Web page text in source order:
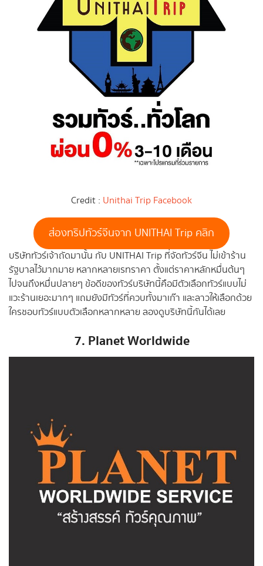
Credit : Unithai Trip Facebook
ส่องทริปทัวร์จีนจาก UNITHAI Trip คลิก
บริษัททัวร์เจ้าถัดมานั้น กับ UNITHAI Trip ที่จัดทัวร์จีน ไม่เข้าร้าน
รัฐบาลไว้มากมาย หลากหลายเรทราคา ตั้งแต่ราคาหลักหมื่นต้นๆ
ไปจนถึงหมื่นปลายๆ ข้อดีของทัวร์บริษัทนี้คือมีตัวเลือกทัวร์แบบไม่
แวะร้านเยอะมากๆ แถมยังมีทัวร์ที่ควบทั้งมาเก๊า และลาวให้เลือกด้วย
ใครชอบทัวร์แบบตัวเลือกหลากหลาย ลองดูบริษัทนี้กันได้เลย
7. Planet Worldwide